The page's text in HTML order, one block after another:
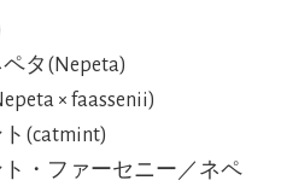
タ(Nepeta)
× faassenii)
(catmint)
・ファーセニー／ネペ